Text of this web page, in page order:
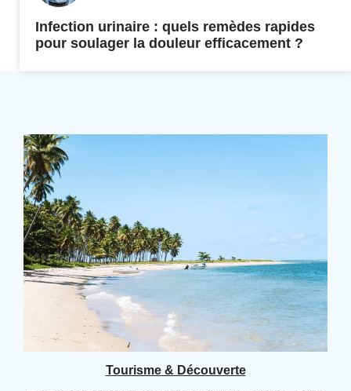
Infection urinaire : quels remèdes rapides
pour soulager la douleur efficacement ?
Tourisme & Découverte